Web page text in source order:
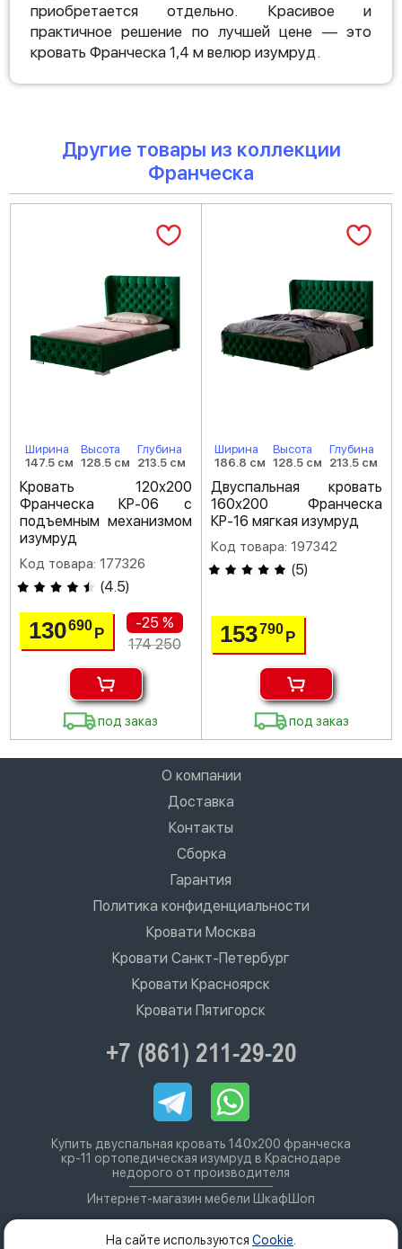
приобретается отдельно. Красивое и
практичное решение по лучшей цене — это
кровать Франческа 1,4 м велюр изумруд.
Другие товары из коллекции
Франческа
Ширина
147.5 см
Высота
128.5 см
Глубина
213.5 см
Кровать 120х200
Франческа КР-06 с
подъемным механизмом
изумруд
Код товара: 177326
(4.5)
130690Р
-25 %
174 250
под заказ
Ширина
186.8 см
Высота
128.5 см
Глубина
213.5 см
Двуспальная кровать
160х200 Франческа
КР-16 мягкая изумруд
Код товара: 197342
(5)
153790 Р
под заказ
О компании
Доставка
Контакты
Сборка
Гарантия
Политика конфиденциальности
Кровати Москва
Кровати Санкт-Петербург
Кровати Красноярск
Кровати Пятигорск
+7 (861) 211-29-20
Купить двуспальная кровать 140х200 франческа
кр-11 ортопедическая изумруд в Краснодаре
недорого от производителя
Интернет-магазин мебели ШкафШоп
На сайте используются Cookie